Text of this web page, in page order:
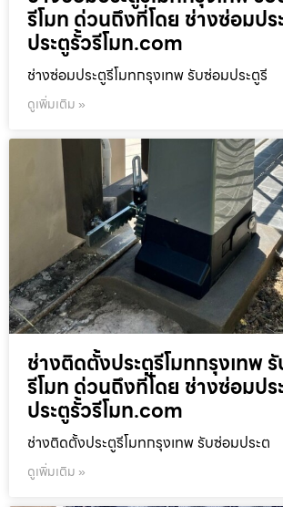
รีโมท ด่วนถึงที่โดย ช่างซ่อมปร
ประตูรั้วรีโมท.com
ช่างซ่อมประตูรีโมทกรุงเทพ รับซ่อมประตูรี
ดูเพิ่มเติม »
ช่างติดตั้งประตูรีโมทกรุงเทพ
รีโมท ด่วนถึงที่โดย ช่างซ่อมปร
ประตูรั้วรีโมท.com
ช่างติดตั้งประตูรีโมทกรุงเทพ รับซ่อมประต
ดูเพิ่มเติม »